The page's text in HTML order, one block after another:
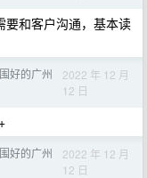
要和客户沟通，基本读
好的广州
2022 年 12 月
12 日
好的广州
2022 年 12 月
12 日